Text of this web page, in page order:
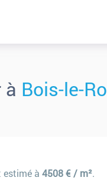
Bois-le-
estimé à 4508 € / m².